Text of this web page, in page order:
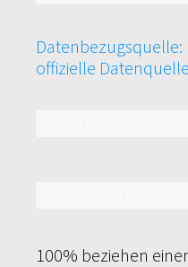
offizielle
100% beziehen